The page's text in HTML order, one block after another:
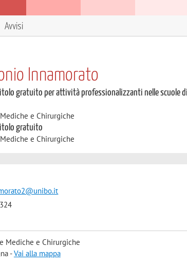
Avvisi
Innamorato
gratuito per attività professionalizzanti nelle scuole
e Chirurgiche
gratuito
e Chirurgiche
Mediche e Chirurgiche
-Vai alla mappa